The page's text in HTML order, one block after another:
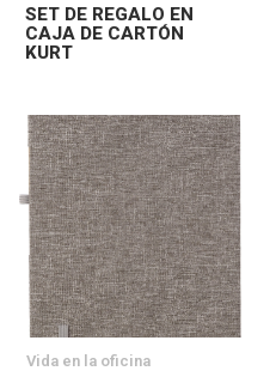
SET DE REGALO EN
CAJA DE CARTÓN
KURT
Vida en la oficina